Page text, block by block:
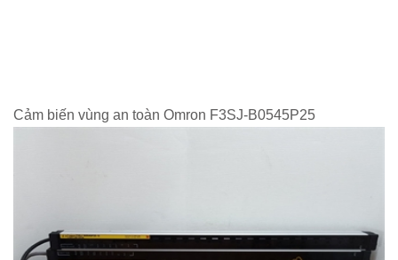
Cảm biến vùng an toàn Omron F3SJ-B0545P25